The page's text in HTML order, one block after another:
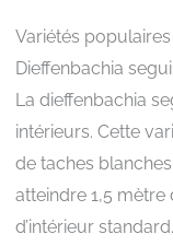
Variétés
Dieffenbachia
La dieffenbachia
intérieurs. Cette
de taches
atteindre 1,5 mètre
d’intérieur standard.